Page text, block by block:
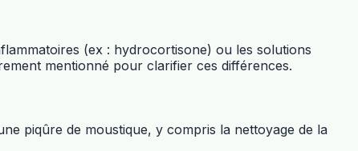
(ex : hydrocortisone) ou les solutions
mentionné pour clarifier ces différences.
piqûre de moustique, y compris la nettoyage de la